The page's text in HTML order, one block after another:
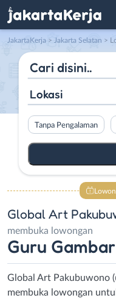
JakartaKerja > Jakarta Selatan >
Lokasi
Tanpa Pengalaman
Global Art
membuka lowongan
Guru Gambar
Global Art Pakubuwono
membuka lowongan